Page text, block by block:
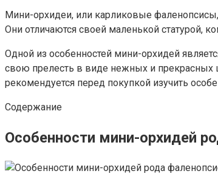
Мини-орхидеи, или карликовые
Они отличаются своей маленькой статурой,
Одной из особенностей мини-орхидей
свою прелесть в виде нежных и прекрасных
рекомендуется перед покупкой изучить
Содержание
Особенности мини-орхидей